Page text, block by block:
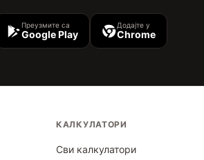
Преузмите са
Google Play
Додајте у
Chrome
КАЛКУЛАТОРИ
Сви калкулатори